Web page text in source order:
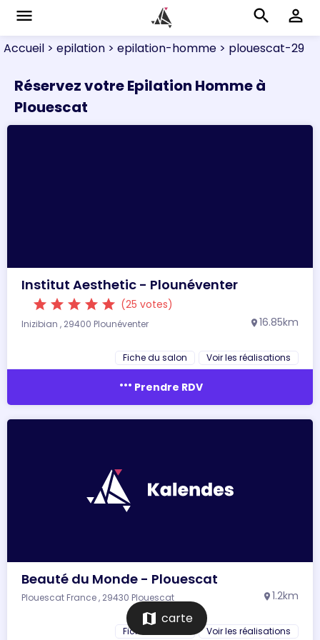
menu search perm_identity
Accueil > epilation > epilation-homme > plouescat-29
Réservez votre Epilation Homme à
Plouescat
Institut Aesthetic - Plounéventer
star star star star star (25 votes)
Inizibian , 29400 Plounéventer location_on 16.85km
Fiche du salon Voir les réalisations
more_horiz Prendre RDV
Beauté du Monde - Plouescat
Plouescat France , 29430 Plouescat location_on 1.2km
Fiche du salon Voir les réalisations
map carte